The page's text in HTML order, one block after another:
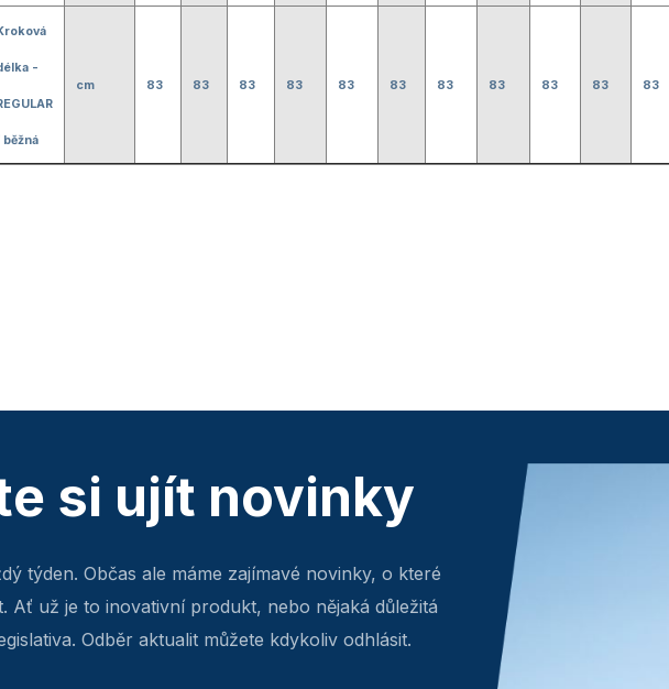
-
běžná
cm 83 83 83 83 83 83 83 83 83 83 83
si ujít novinky
týden. Občas ale máme zajímavé novinky, o které
Ať už je to inovativní produkt, nebo nějaká důležitá
Odběr aktualit můžete kdykoliv odhlásit.